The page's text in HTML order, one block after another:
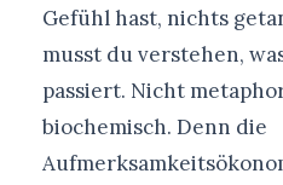
Gefühl hast, nichts
musst du verstehen,
passiert. Nicht
biochemisch. Denn die